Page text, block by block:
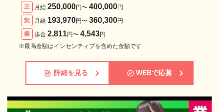
正
月給 250,000円〜 400,000円
契
月給 193,970円〜 360,300円
業
歩合 2,811円〜 4,543円
※最高金額はインセンティブを含めた金額です
詳細を見る WEBで応募